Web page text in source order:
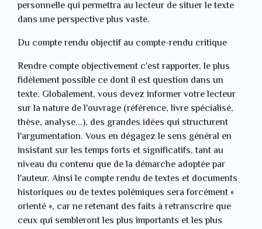
personnelle qui permettra au lecteur de situer le texte
dans une perspective plus vaste.
Du compte rendu objectif au compte-rendu critique
Rendre compte objectivement c'est rapporter, le plus
fidèlement possible ce dont il est question dans un
texte. Globalement, vous devez informer votre lecteur
sur la nature de l'ouvrage (référence, livre spécialisé,
thèse, analyse...), des grandes idées qui structurent
l'argumentation. Vous en dégagez le sens général en
insistant sur les temps forts et significatifs, tant au
niveau du contenu que de la démarche adoptée par
l'auteur. Ainsi le compte rendu de textes et documents
historiques ou de textes polémiques sera forcément «
orienté », car ne retenant des faits à retranscrire que
ceux qui sembleront les plus importants et les plus